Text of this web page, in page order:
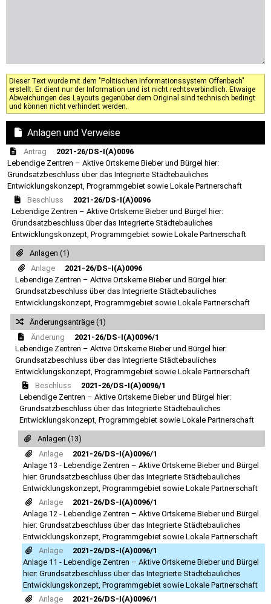
Dieser Text wurde mit dem "Politischen Informationssystem Offenbach"
erstellt. Er dient nur der Information und ist nicht rechtsverbindlich. Etwaige
Abweichungen des Layouts gegenüber dem Original sind technisch bedingt
und können nicht verhindert werden.
Anlagen und Verweise
Antrag
2021-26/DS-I(A)0096
Lebendige Zentren – Aktive Ortskerne Bieber und Bürgel hier:
Grundsatzbeschluss über das Integrierte Städtebauliches
Entwicklungskonzept, Programmgebiet sowie Lokale Partnerschaft
Beschluss
2021-26/DS-I(A)0096
Lebendige Zentren – Aktive Ortskerne Bieber und Bürgel hier:
Grundsatzbeschluss über das Integrierte Städtebauliches
Entwicklungskonzept, Programmgebiet sowie Lokale Partnerschaft
Anlagen (1)
Anlage
2021-26/DS-I(A)0096
Lebendige Zentren – Aktive Ortskerne Bieber und Bürgel hier:
Grundsatzbeschluss über das Integrierte Städtebauliches
Entwicklungskonzept, Programmgebiet sowie Lokale Partnerschaft
Änderungsanträge (1)
Änderung
2021-26/DS-I(A)0096/1
Lebendige Zentren – Aktive Ortskerne Bieber und Bürgel hier:
Grundsatzbeschluss über das Integrierte Städtebauliches
Entwicklungskonzept, Programmgebiet sowie Lokale Partnerschaft
Beschluss
2021-26/DS-I(A)0096/1
Lebendige Zentren – Aktive Ortskerne Bieber und Bürgel hier:
Grundsatzbeschluss über das Integrierte Städtebauliches
Entwicklungskonzept, Programmgebiet sowie Lokale Partnerschaft
Anlagen (13)
Anlage
2021-26/DS-I(A)0096/1
Anlage 13 - Lebendige Zentren – Aktive Ortskerne Bieber und Bürgel
hier: Grundsatzbeschluss über das Integrierte Städtebauliches
Entwicklungskonzept, Programmgebiet sowie Lokale Partnerschaft
Anlage
2021-26/DS-I(A)0096/1
Anlage 12 - Lebendige Zentren – Aktive Ortskerne Bieber und Bürgel
hier: Grundsatzbeschluss über das Integrierte Städtebauliches
Entwicklungskonzept, Programmgebiet sowie Lokale Partnerschaft
Anlage
2021-26/DS-I(A)0096/1
Anlage 11 - Lebendige Zentren – Aktive Ortskerne Bieber und Bürgel
hier: Grundsatzbeschluss über das Integrierte Städtebauliches
Entwicklungskonzept, Programmgebiet sowie Lokale Partnerschaft
Anlage
2021-26/DS-I(A)0096/1